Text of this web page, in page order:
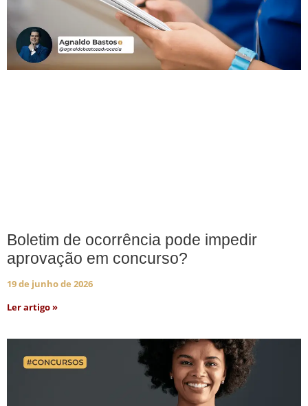
Boletim de ocorrência pode impedir
aprovação em concurso?
19 de junho de 2026
Ler artigo »